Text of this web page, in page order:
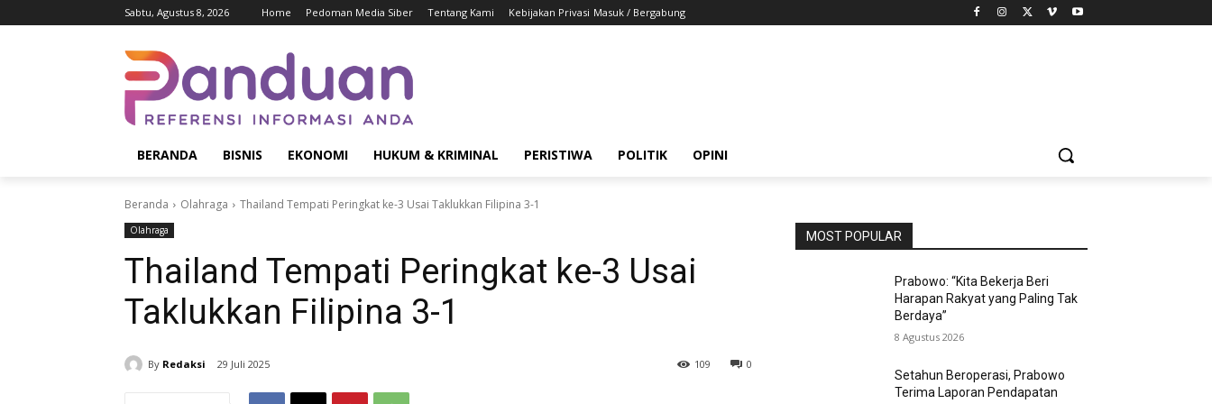
Sabtu, Agustus 8, 2026 Home Pedoman Media Siber Tentang Kami Kebijakan Privasi Masuk / Bergabung
BERANDA BISNIS EKONOMI HUKUM & KRIMINAL PERISTIWA POLITIK OPINI
Beranda Olahraga Thailand Tempati Peringkat ke-3 Usai Taklukkan Filipina 3-1
Olahraga
Thailand Tempati Peringkat ke-3 Usai
Taklukkan Filipina 3-1
By Redaksi 29 Juli 2025 0
109
MOST POPULAR
Prabowo: “Kita Bekerja Beri
Harapan Rakyat yang Paling Tak
Berdaya”
8 Agustus 2026
Setahun Beroperasi, Prabowo
Terima Laporan Pendapatan